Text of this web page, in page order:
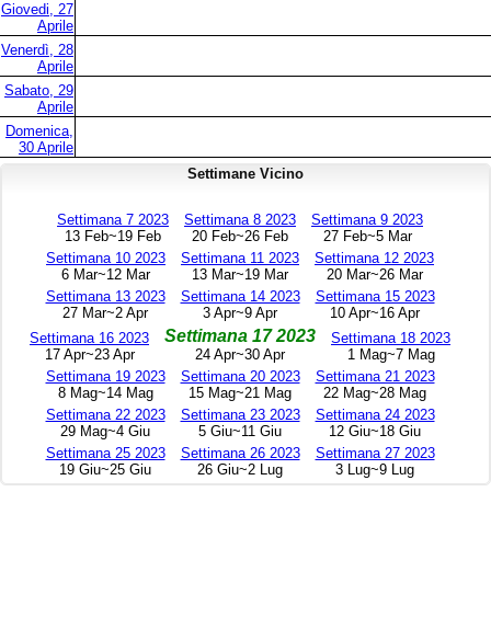
Giovedi, 27
Aprile
Venerdì, 28
Aprile
Sabato, 29
Aprile
Domenica,
30 Aprile
Settimane Vicino
Settimana 7 2023
13 Feb~19 Feb
Settimana 8 2023
20 Feb~26 Feb
Settimana 9 2023
27 Feb~5 Mar
Settimana 10 2023
6 Mar~12 Mar
Settimana 11 2023
13 Mar~19 Mar
Settimana 12 2023
20 Mar~26 Mar
Settimana 13 2023
27 Mar~2 Apr
Settimana 14 2023
3 Apr~9 Apr
Settimana 15 2023
10 Apr~16 Apr
Settimana 16 2023
17 Apr~23 Apr
Settimana 17 2023
24 Apr~30 Apr
Settimana 18 2023
1 Mag~7 Mag
Settimana 19 2023
8 Mag~14 Mag
Settimana 20 2023
15 Mag~21 Mag
Settimana 21 2023
22 Mag~28 Mag
Settimana 22 2023
29 Mag~4 Giu
Settimana 23 2023
5 Giu~11 Giu
Settimana 24 2023
12 Giu~18 Giu
Settimana 25 2023
19 Giu~25 Giu
Settimana 26 2023
26 Giu~2 Lug
Settimana 27 2023
3 Lug~9 Lug